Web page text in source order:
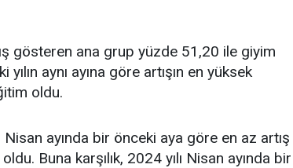
gösteren ana grup yüzde 51,20 ile giyim
aynı ayına göre artışın en yüksek
oldu.
ayında bir önceki aya göre en az artış
Buna karşılık, 2024 yılı Nisan ayında bir